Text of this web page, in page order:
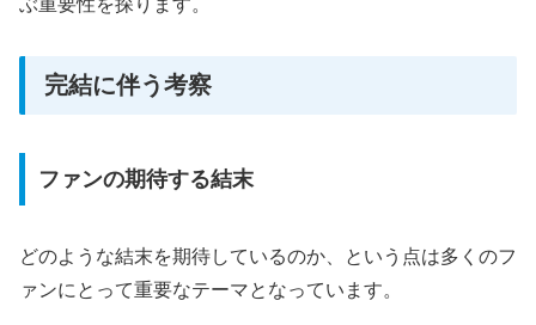
ぶ重要性を探ります。
完結に伴う考察
ファンの期待する結末
どのような結末を期待しているのか、という点は多くのフ
ァンにとって重要なテーマとなっています。